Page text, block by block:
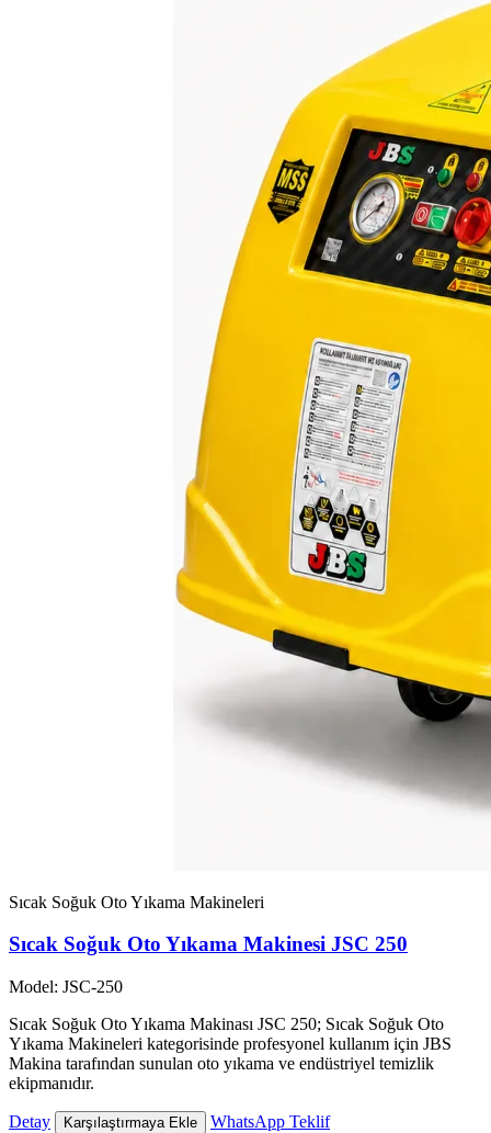
Sıcak Soğuk Oto Yıkama Makineleri
Sıcak Soğuk Oto Yıkama Makinesi JSC 250
Model: JSC-250
Sıcak Soğuk Oto Yıkama Makinası JSC 250; Sıcak Soğuk Oto
Yıkama Makineleri kategorisinde profesyonel kullanım için JBS
Makina tarafından sunulan oto yıkama ve endüstriyel temizlik
ekipmanıdır.
Detay Karşılaştırmaya Ekle WhatsApp Teklif